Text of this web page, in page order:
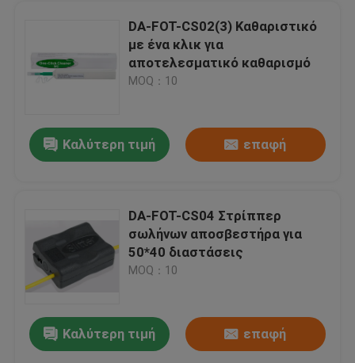
DA-FOT-CS02(3) Καθαριστικό
με ένα κλικ για
αποτελεσματικό καθαρισμό
MOQ：10
Καλύτερη τιμή επαφή
DA-FOT-CS04 Στρίππερ
σωλήνων αποσβεστήρα για
50*40 διαστάσεις
MOQ：10
Καλύτερη τιμή επαφή